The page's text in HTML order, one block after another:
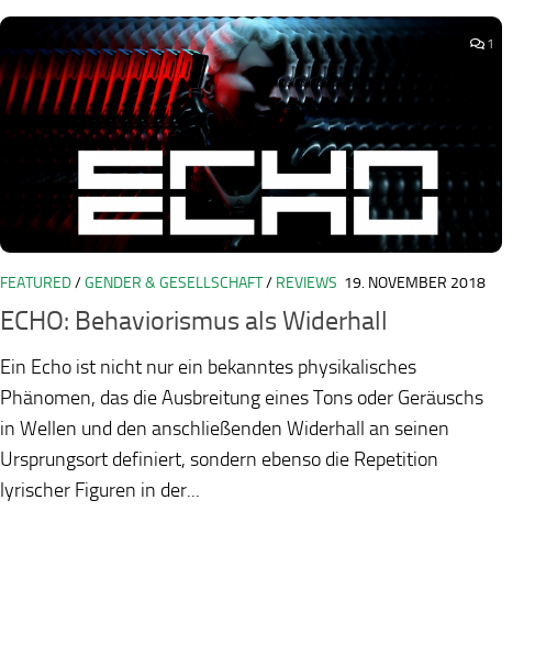
1
FEATURED/GENDER & GESELLSCHAFT/ REVIEWS 19. NOVEMBER 2018
ECHO: Behaviorismus als Widerhall
Ein Echo ist nicht nur ein bekanntes physikalisches
Phänomen, das die Ausbreitung eines Tons oder Geräuschs
in Wellen und den anschließenden Widerhall an seinen
Ursprungsort definiert, sondern ebenso die Repetition
lyrischer Figuren in der...